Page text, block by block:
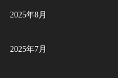
2025年8月
2025年7月